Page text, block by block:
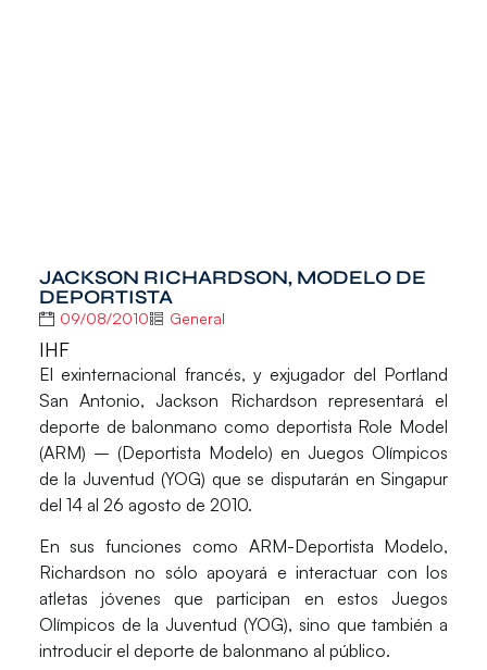
JACKSON RICHARDSON, MODELO DE
DEPORTISTA
09/08/2010 General
IHF
El exinternacional francés, y exjugador del Portland
San Antonio, Jackson Richardson representará el
deporte de balonmano como deportista Role Model
(ARM) – (Deportista Modelo) en Juegos Olímpicos
de la Juventud (YOG) que se disputarán en Singapur
del 14 al 26 agosto de 2010.
En sus funciones como ARM-Deportista Modelo,
Richardson no sólo apoyará e interactuar con los
atletas jóvenes que participan en estos Juegos
Olímpicos de la Juventud (YOG), sino que también a
introducir el deporte de balonmano al público.